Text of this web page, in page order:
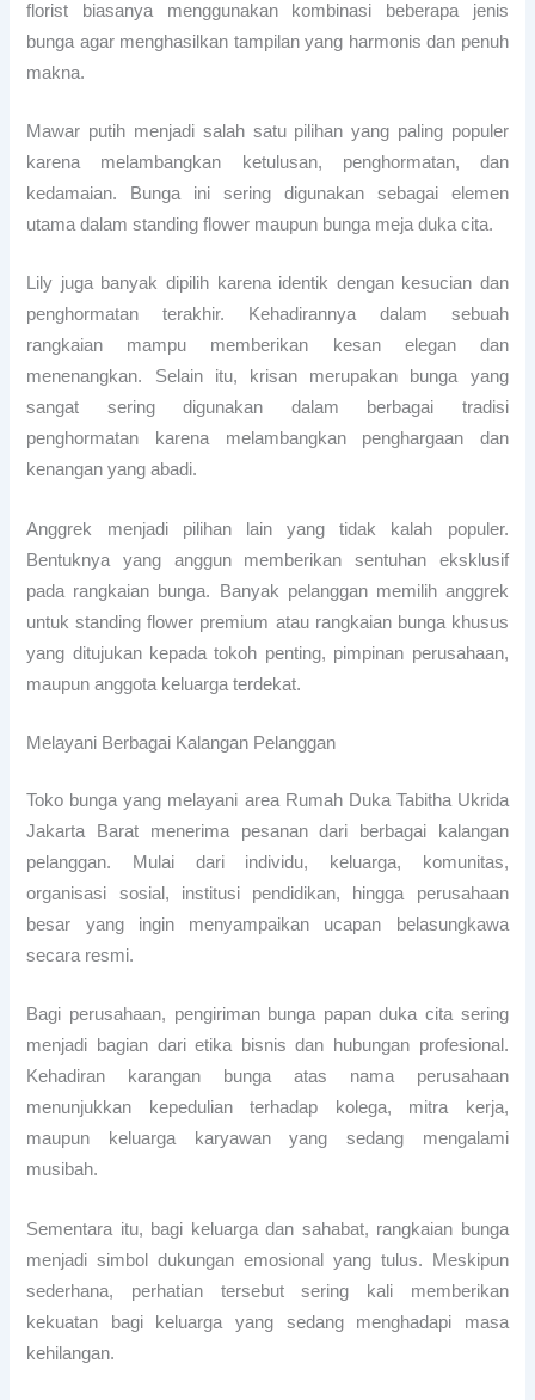
florist biasanya menggunakan kombinasi beberapa jenis
bunga agar menghasilkan tampilan yang harmonis dan penuh
makna.
Mawar putih menjadi salah satu pilihan yang paling populer
karena melambangkan ketulusan, penghormatan, dan
kedamaian. Bunga ini sering digunakan sebagai elemen
utama dalam standing flower maupun bunga meja duka cita.
Lily juga banyak dipilih karena identik dengan kesucian dan
penghormatan terakhir. Kehadirannya dalam sebuah
rangkaian mampu memberikan kesan elegan dan
menenangkan. Selain itu, krisan merupakan bunga yang
sangat sering digunakan dalam berbagai tradisi
penghormatan karena melambangkan penghargaan dan
kenangan yang abadi.
Anggrek menjadi pilihan lain yang tidak kalah populer.
Bentuknya yang anggun memberikan sentuhan eksklusif
pada rangkaian bunga. Banyak pelanggan memilih anggrek
untuk standing flower premium atau rangkaian bunga khusus
yang ditujukan kepada tokoh penting, pimpinan perusahaan,
maupun anggota keluarga terdekat.
Melayani Berbagai Kalangan Pelanggan
Toko bunga yang melayani area Rumah Duka Tabitha Ukrida
Jakarta Barat menerima pesanan dari berbagai kalangan
pelanggan. Mulai dari individu, keluarga, komunitas,
organisasi sosial, institusi pendidikan, hingga perusahaan
besar yang ingin menyampaikan ucapan belasungkawa
secara resmi.
Bagi perusahaan, pengiriman bunga papan duka cita sering
menjadi bagian dari etika bisnis dan hubungan profesional.
Kehadiran karangan bunga atas nama perusahaan
menunjukkan kepedulian terhadap kolega, mitra kerja,
maupun keluarga karyawan yang sedang mengalami
musibah.
Sementara itu, bagi keluarga dan sahabat, rangkaian bunga
menjadi simbol dukungan emosional yang tulus. Meskipun
sederhana, perhatian tersebut sering kali memberikan
kekuatan bagi keluarga yang sedang menghadapi masa
kehilangan.